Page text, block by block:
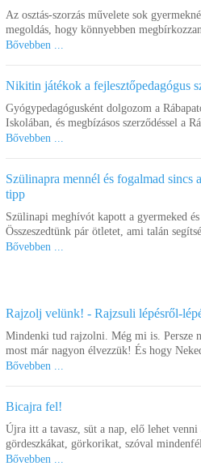
Az osztás-szorzás művelete sok
megoldás, hogy könnyebben
Bővebben ...
Nikitin játékok a fejlesztőpedagógus
Gyógypedagógusként dolgozom a
Iskolában, és megbízásos szerződéssel a
Bővebben ...
Szülinapra mennél és fogalmad sincs
tipp
Szülinapi meghívót kapott a gyermeked
Összeszedtünk pár ötletet, ami talán
Bővebben ...
Rajzolj velünk! - Rajzsuli lépésről-
Mindenki tud rajzolni. Még mi is. Persze
most már nagyon élvezzük! És hogy
Bővebben ...
Bicajra fel!
Újra itt a tavasz, süt a nap, elő lehet
gördeszkákat, görkorikat, szóval
Bővebben ...